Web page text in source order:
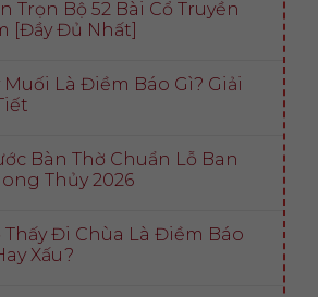
Trọn Bộ 52 Bài Cổ Truyền
[Đầy Đủ Nhất]
Muối Là Điềm Báo Gì? Giải
Bàn Thờ Chuẩn Lỗ Ban
Thủy 2026
Thấy Đi Chùa Là Điềm Báo
Xấu?